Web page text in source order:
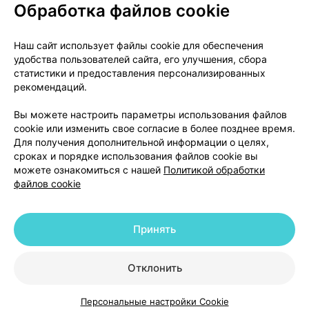
КаталогКорзинаИзбранноеПрофиль
очищающий для лица [смешанная и жирная
Лаборатория нижи
Инструкция
52,46 — 83,39 р.
Где купить В корзину
Topicrem (Топикрем) АК, гель, 400 мл
×1
очищающий для лица [смешанная и жирная
Инструкция
Обработка файлов cookie
Наш сайт использует файлы cookie для обеспечения
удобства пользователей сайта, его улучшения, сбора
статистики и предоставления персонализированных
рекомендаций.
Вы можете настроить параметры использования файлов
cookie или изменить свое согласие в более позднее время.
Для получения дополнительной информации о целях,
сроках и порядке использования файлов cookie вы
можете ознакомиться с нашей Политикой обработки
файлов cookie
Отклонить
Принять
Персональные настройки Cookie